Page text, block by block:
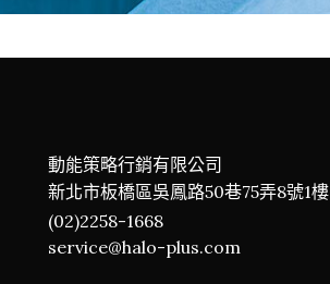
動能策略行銷有限公司
新北市板橋區吳鳳路50巷75弄8號1樓
(02)2258-1668
service@halo-plus.com